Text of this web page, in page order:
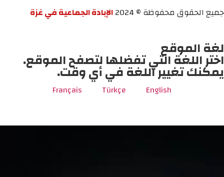
جميع الحقوق محفوظة © 2024
الإبادة الجماعية في غزة
لغة الموقع
اختر اللغة التي تفضلها لتصفح الموقع.
يمكنك تغيير اللغة في أي وقت.
English
Türkçe
Français